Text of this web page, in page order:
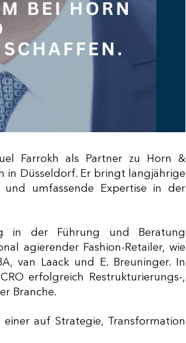
Farrokh als Partner zu Horn &
in Düsseldorf. Er bringt langjährige
umfassende Expertise in der
in der Führung und Beratung
agierender Fashion-Retailer, wie
van Laack und E. Breuninger. In
erfolgreich Restrukturierungs-,
Branche.
auf Strategie, Transformation